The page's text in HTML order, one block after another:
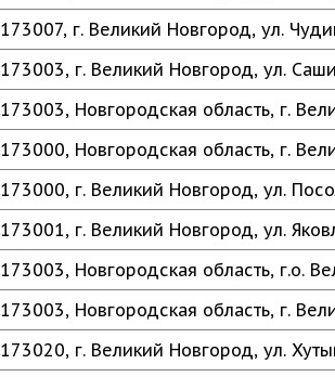
173007, г. Великий Новгород, ул.
173003, г. Великий Новгород, ул.
173003, Новгородская область, г.
173000, Новгородская область, г.
173000, г. Великий Новгород, ул.
173001, г. Великий Новгород, ул.
173003, Новгородская область, г.о.
173003, Новгородская область, г.
173020, г. Великий Новгород, ул.